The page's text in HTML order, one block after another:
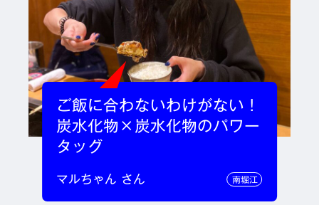
ご飯に合わないわけがない！
炭水化物×炭水化物のパワー
タッグ
マルちゃん さん 南堀江